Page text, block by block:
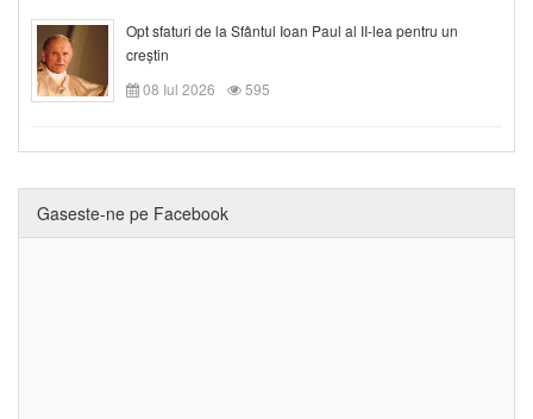
Opt sfaturi de la Sfântul Ioan Paul al II-lea pentru un
creștin
08 Iul 2026
595
Gaseste-ne pe Facebook